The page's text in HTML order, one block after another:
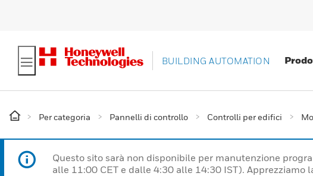
BUILDING AUTOMATION
Per categoria Pannelli di controllo Controlli per edifici
Questo sito sarà non disponibile per manutenzione
alle 11:00 CET e dalle 4:30 alle 14:30 IST). Apprezziamo